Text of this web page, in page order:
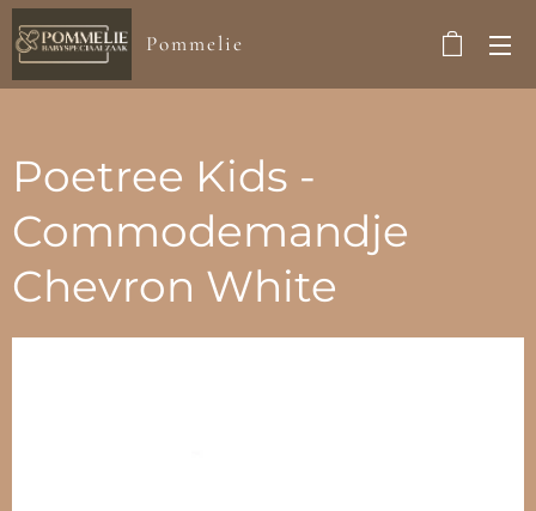
Pommelie
Poetree Kids -
Commodemandje
Chevron White